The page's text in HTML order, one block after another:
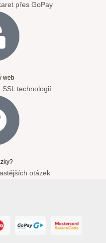
přes GoPay
web
technologií
otázek